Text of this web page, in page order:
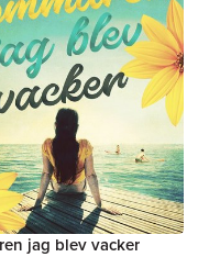
jag blev vacker